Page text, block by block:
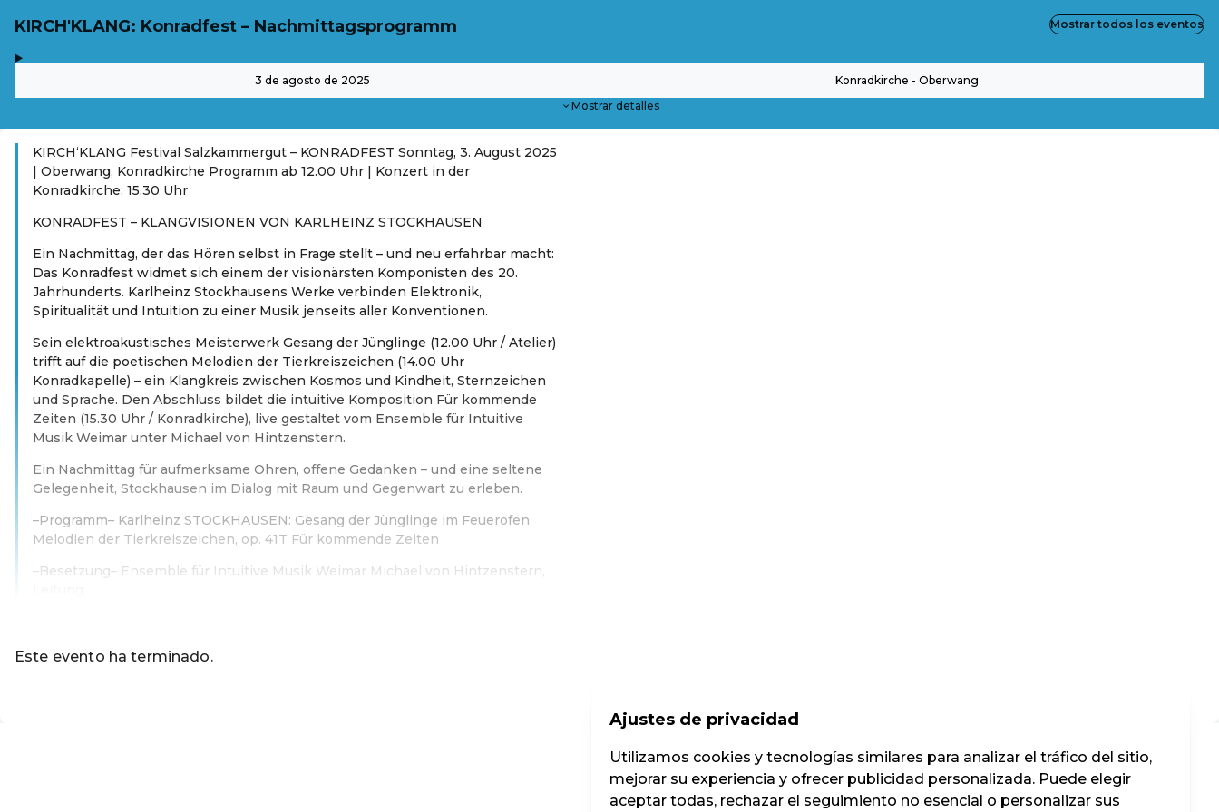
KIRCH'KLANG: Konradfest – Nachmittagsprogramm
3 de agosto de 2025 Konradkirche - Oberwang
Mostrar detalles
Mostrar todos los eventos
KIRCH‘KLANG Festival Salzkammergut – KONRADFEST Sonntag, 3. August 2025
| Oberwang, Konradkirche Programm ab 12.00 Uhr | Konzert in der
Konradkirche: 15.30 Uhr
KONRADFEST – KLANGVISIONEN VON KARLHEINZ STOCKHAUSEN
Ein Nachmittag, der das Hören selbst in Frage stellt – und neu erfahrbar macht:
Das Konradfest widmet sich einem der visionärsten Komponisten des 20.
Jahrhunderts. Karlheinz Stockhausens Werke verbinden Elektronik,
Spiritualität und Intuition zu einer Musik jenseits aller Konventionen.
Sein elektroakustisches Meisterwerk Gesang der Jünglinge (12.00 Uhr / Atelier)
trifft auf die poetischen Melodien der Tierkreiszeichen (14.00 Uhr
Konradkapelle) – ein Klangkreis zwischen Kosmos und Kindheit, Sternzeichen
und Sprache. Den Abschluss bildet die intuitive Komposition Für kommende
Zeiten (15.30 Uhr / Konradkirche), live gestaltet vom Ensemble für Intuitive
Musik Weimar unter Michael von Hintzenstern.
Ein Nachmittag für aufmerksame Ohren, offene Gedanken – und eine seltene
Gelegenheit, Stockhausen im Dialog mit Raum und Gegenwart zu erleben.
–Programm– Karlheinz STOCKHAUSEN: Gesang der Jünglinge im Feuerofen
Melodien der Tierkreiszeichen, op. 41T Für kommende Zeiten
–Besetzung– Ensemble für Intuitive Musik Weimar Michael von Hintzenstern,
Este evento ha terminado.
Ajustes de privacidad
Utilizamos cookies y tecnologías similares para analizar el tráfico del sitio,
mejorar su experiencia y ofrecer publicidad personalizada. Puede elegir
aceptar todas, rechazar el seguimiento no esencial o personalizar sus